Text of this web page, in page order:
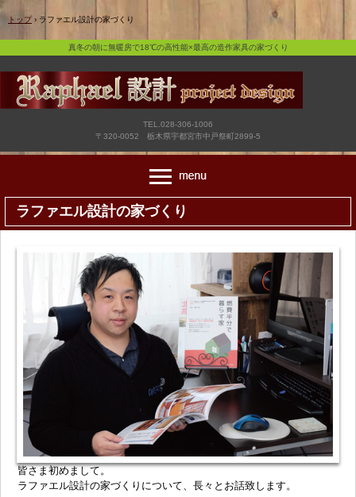
真冬の朝に無暖房で18℃の高性能×最高の造作家具の家づくり
トップ › ラファエル設計の家づくり
真冬の朝に無暖房で18℃の高性能×最高の造作家具の家づくり
TEL.028-306-1006
〒320-0052 栃木県宇都宮市中戸祭町2899-5
ラファエル設計の家づくり
皆さま初めまして。
ラファエル設計の家づくりについて、長々とお話致します。